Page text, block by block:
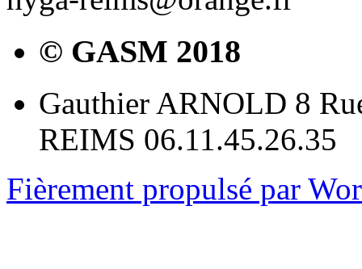
© GASM 2018
Gauthier ARNOLD 8
REIMS 06.11.45.26.35
Fièrement propulsé par